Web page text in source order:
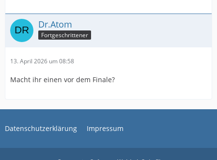
Dr.Atom
Fortgeschrittener
13. April 2026 um 08:58
Macht ihr einen vor dem Finale?
Datenschutzerklärung Impressum